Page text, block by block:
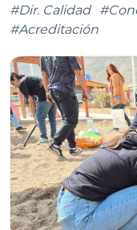
#Dir. Calidad
#Acreditación